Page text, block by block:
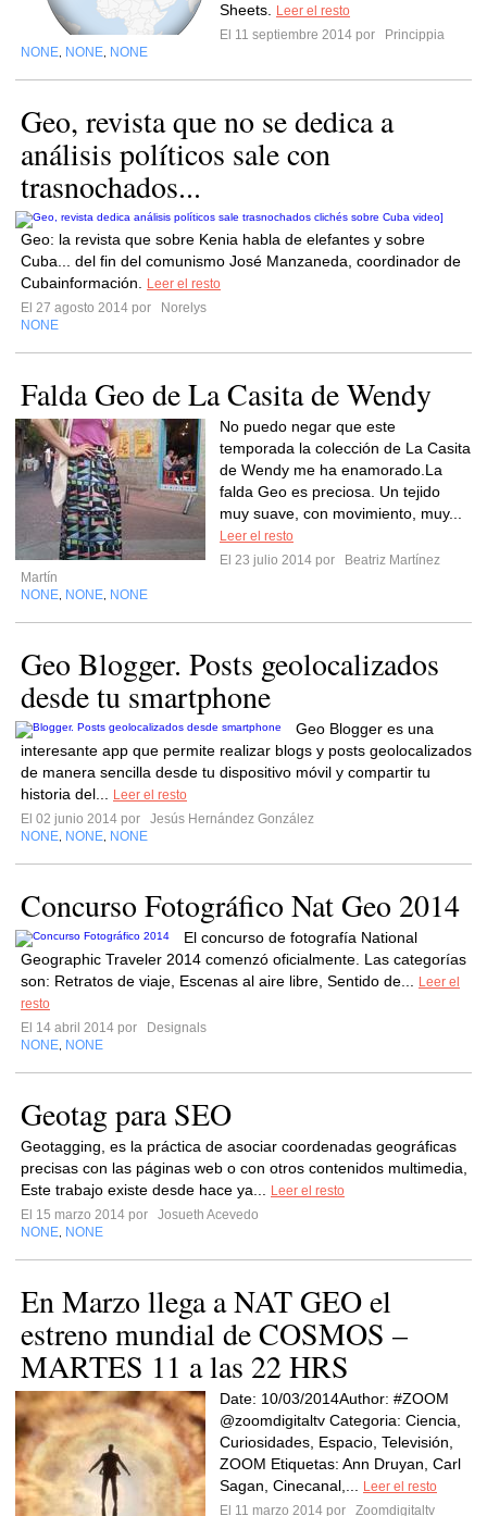
Sheets.
Leer el resto
El 11 septiembre 2014 por
Princippia
NONE NONE NONE
Geo, revista que no se dedica a
análisis políticos sale con
trasnochados...
Geo: la revista que sobre Kenia habla de elefantes y sobre
Cuba... del fin del comunismo José Manzaneda, coordinador de
Cubainformación.
Leer el resto
El 27 agosto 2014 por
Norelys
NONE
Falda Geo de La Casita de Wendy
No puedo negar que este
temporada la colección de La Casita
de Wendy me ha enamorado.La
falda Geo es preciosa. Un tejido
muy suave, con movimiento, muy...
Leer el resto
El 23 julio 2014 por
Beatriz Martínez
Martín
NONE NONE NONE
Geo Blogger. Posts geolocalizados
desde tu smartphone
Geo Blogger es una
interesante app que permite realizar blogs y posts geolocalizados
de manera sencilla desde tu dispositivo móvil y compartir tu
historia del...
Leer el resto
El 02 junio 2014 por
Jesús Hernández González
NONE NONE NONE
Concurso Fotográfico Nat Geo 2014
El concurso de fotografía National
Geographic Traveler 2014 comenzó oficialmente. Las categorías
son: Retratos de viaje, Escenas al aire libre, Sentido de...
Leer el
resto
El 14 abril 2014 por
Designals
NONE NONE
Geotag para SEO
Geotagging, es la práctica de asociar coordenadas geográficas
precisas con las páginas web o con otros contenidos multimedia,
Este trabajo existe desde hace ya...
Leer el resto
El 15 marzo 2014 por
Josueth Acevedo
NONE NONE
En Marzo llega a NAT GEO el
estreno mundial de COSMOS –
MARTES 11 a las 22 HRS
Date: 10/03/2014Author: #ZOOM
@zoomdigitaltv Categoria: Ciencia,
Curiosidades, Espacio, Televisión,
ZOOM Etiquetas: Ann Druyan, Carl
Sagan, Cinecanal,...
Leer el resto
El 11 marzo 2014 por
Zoomdigitaltv